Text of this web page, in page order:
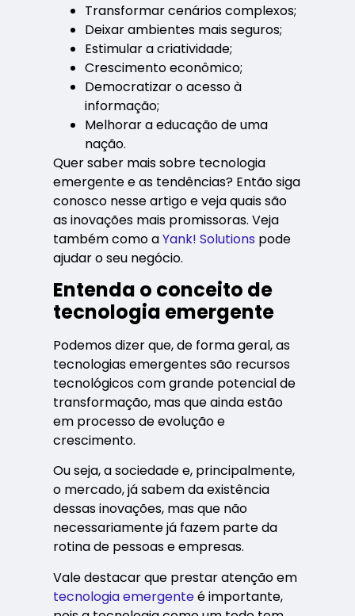
Transformar cenários complexos;
Deixar ambientes mais seguros;
Estimular a criatividade;
Crescimento econômico;
Democratizar o acesso à
informação;
Melhorar a educação de uma
nação.
Quer saber mais sobre tecnologia
emergente e as tendências? Então siga
conosco nesse artigo e veja quais são
as inovações mais promissoras. Veja
também como aYank! Solutions pode
ajudar o seu negócio.
Entenda o conceito de
tecnologia emergente
Podemos dizer que, de forma geral, as
tecnologias emergentes são recursos
tecnológicos com grande potencial de
transformação, mas que ainda estão
em processo de evolução e
crescimento.
Ou seja, a sociedade e, principalmente,
o mercado, já sabem da existência
dessas inovações, mas que não
necessariamente já fazem parte da
rotina de pessoas e empresas.
Vale destacar que prestar atenção em
tecnologia emergenteé importante,